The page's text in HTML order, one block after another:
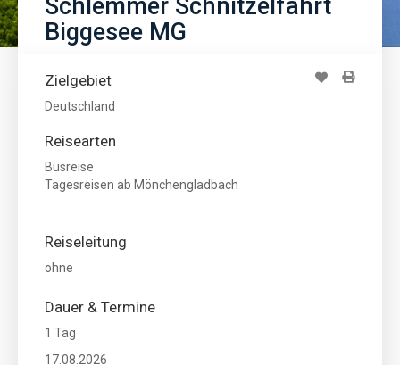
Schlemmer Schnitzelfahrt
Biggesee MG
Zielgebiet
Deutschland
Reisearten
Busreise
Tagesreisen ab Mönchengladbach
Reiseleitung
ohne
Dauer & Termine
1 Tag
17.08.2026